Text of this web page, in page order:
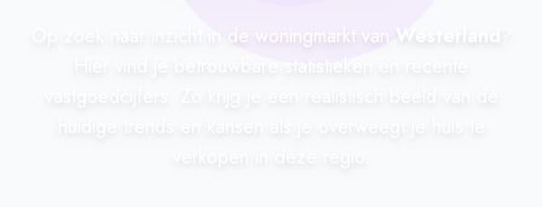
Op zoek naar inzicht in de woningmarkt van Westerland